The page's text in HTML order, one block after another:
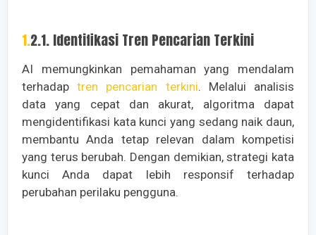
1.2.1. Identifikasi Tren Pencarian Terkini
AI memungkinkan pemahaman yang mendalam
terhadaptren pencarian terkini. Melalui analisis
data yang cepat dan akurat, algoritma dapat
mengidentifikasi kata kunci yang sedang naik daun,
membantu Anda tetap relevan dalam kompetisi
yang terus berubah. Dengan demikian, strategi kata
kunci Anda dapat lebih responsif terhadap
perubahan perilaku pengguna.